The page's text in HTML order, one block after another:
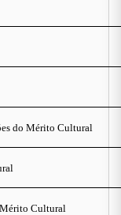
do Mérito Cultural
Cultural